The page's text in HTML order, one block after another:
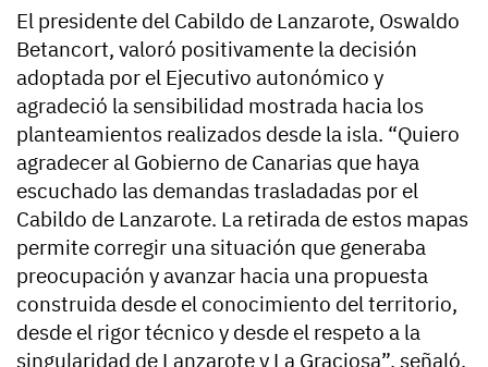
El presidente del Cabildo de Lanzarote, Oswaldo
Betancort, valoró positivamente la decisión
adoptada por el Ejecutivo autonómico y
agradeció la sensibilidad mostrada hacia los
planteamientos realizados desde la isla. “Quiero
agradecer al Gobierno de Canarias que haya
escuchado las demandas trasladadas por el
Cabildo de Lanzarote. La retirada de estos mapas
permite corregir una situación que generaba
preocupación y avanzar hacia una propuesta
construida desde el conocimiento del territorio,
desde el rigor técnico y desde el respeto a la
singularidad de Lanzarote y La Graciosa”, señaló.